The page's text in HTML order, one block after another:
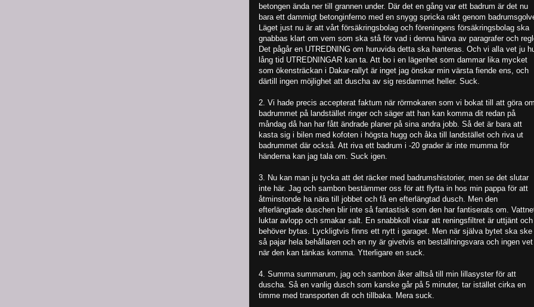
betongen ända ner till grannen under. Där det en gång var ett badrum är det nu
bara ett dammigt betonginferno med en snygg spricka rakt genom
Läget just nu är att vårt försäkringsbolag och föreningens försäkringsbolag ska
gnabbas klart om vem som ska stå för vad i denna härva av paragrafer och
Det pågår en UTREDNING om huruvida detta ska hanteras. Och vi alla vet ju
lång tid UTREDNINGAR kan ta. Att bo i en lägenhet som dammar lika mycket
som ökensträckan i Dakar-rallyt är inget jag önskar min värsta fiende ens, och
därtill ingen möjlighet att duscha av sig resdammet heller. Suck.
2. Vi hade precis accepterat faktum när rörmokaren som vi bokat till att göra om
badrummet på landstället ringer och säger att han kan komma dit redan på
måndag då han har fått ändrade planer på sina andra jobb. Så det är bara att
kasta sig i bilen med kofoten i högsta hugg och åka till landstället och riva ut
badrummet där också. Att riva ett badrum i -20 grader är inte mumma för
händerna kan jag tala om. Suck igen.
3. Nu kan man ju tycka att det räcker med badrumshistorier, men se det slutar
inte här. Jag och sambon bestämmer oss för att flytta in hos min pappa för att
åtminstonde ha nära till jobbet och få en efterlängtad dusch. Men den
efterlängtade duschen blir inte så fantastisk som den har fantiserats om.
luktar avlopp och smakar salt. En snabbkoll visar att reningsfiltret är uttjänt och
behöver bytas. Lyckligtvis finns ett nytt i garaget. Men när själva bytet ska ske
så pajar hela behållaren och en ny är givetvis en beställningsvara och ingen vet
när den kan tänkas komma. Ytterligare en suck.
4. Summa summarum, jag och sambon åker alltså till min lillasyster för att
duscha. Så en vanlig dusch som kanske går på 5 minuter, tar istället cirka en
timme med transporten dit och tillbaka. Mera suck.